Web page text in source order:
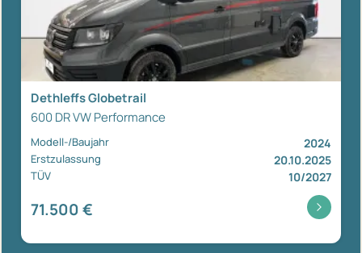
Dethleffs Globetrail
600 DR VW Performance
Modell-/Baujahr 2024
Erstzulassung 20.10.2025
TÜV 10/2027
71.500 €